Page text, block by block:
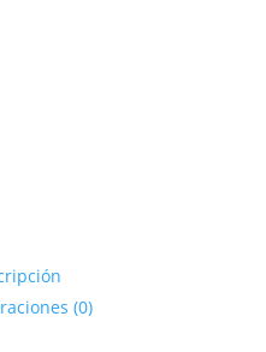
(0)